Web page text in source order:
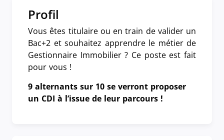
Profil
Vous êtes titulaire ou en train de valider un
Bac+2 et souhaitez apprendre le métier de
Gestionnaire Immobilier ? Ce poste est fait
pour vous !
9 alternants sur 10 se verront proposer
un CDI à l’issue de leur parcours !